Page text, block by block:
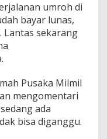
umroh di
bayar lunas,
Lantas sekarang
Pusaka Milmil
mengomentari
ada
bisa diganggu.